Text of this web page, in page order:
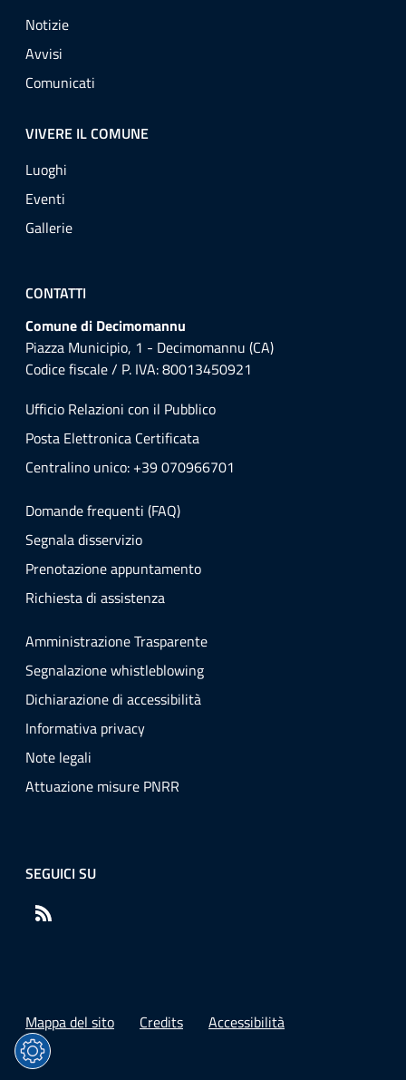
Notizie
Avvisi
Comunicati
VIVERE IL COMUNE
Luoghi
Eventi
Gallerie
CONTATTI
Comune di Decimomannu
Piazza Municipio, 1 - Decimomannu (CA)
Codice fiscale / P. IVA: 80013450921
Ufficio Relazioni con il Pubblico
Posta Elettronica Certificata
Centralino unico: +39 070966701
Domande frequenti (FAQ)
Segnala disservizio
Prenotazione appuntamento
Richiesta di assistenza
Amministrazione Trasparente
Segnalazione whistleblowing
Dichiarazione di accessibilità
Informativa privacy
Note legali
Attuazione misure PNRR
SEGUICI SU
Mappa del sito Credits Accessibilità